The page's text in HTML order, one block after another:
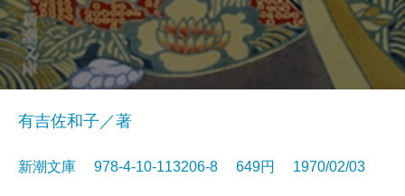
有吉佐和子／著
新潮文庫 978-4-10-113206-8 649円 1970/02/03